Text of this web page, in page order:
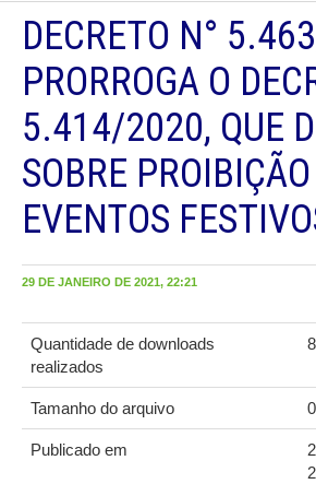
DECRETO N°
PRORROGA O
5.414/2020, QUE
SOBRE
EVENTOS
29 DE JANEIRO DE 2021, 22:21
Quantidade de downloads
realizados
Tamanho do arquivo
Publicado em